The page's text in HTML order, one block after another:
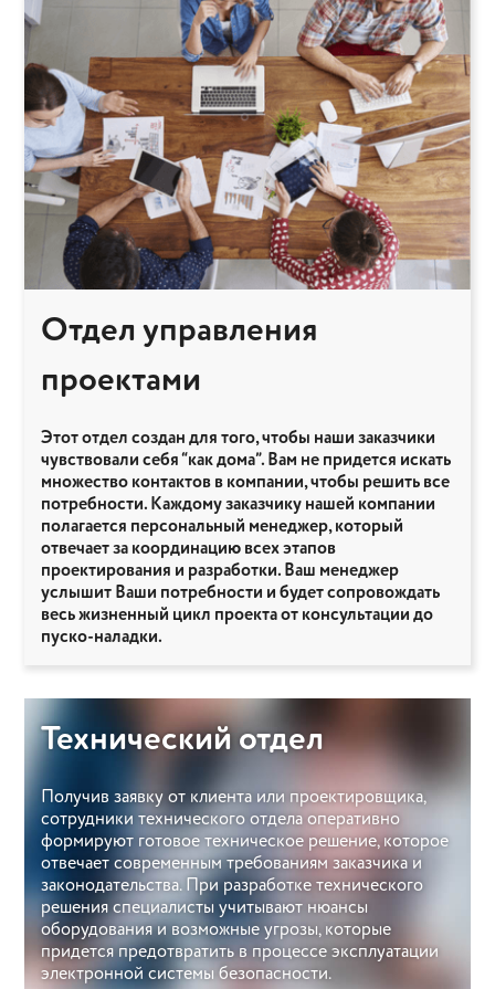
Отдел управления
проектами
Этот отдел создан для того, чтобы наши заказчики
чувствовали себя “как дома”. Вам не придется искать
множество контактов в компании, чтобы решить все
потребности. Каждому заказчику нашей компании
полагается персональный менеджер, который
отвечает за координацию всех этапов
проектирования и разработки. Ваш менеджер
услышит Ваши потребности и будет сопровождать
весь жизненный цикл проекта от консультации до
пуско-наладки.
Технический отдел
Получив заявку от клиента или проектировщика,
сотрудники технического отдела оперативно
формируют готовое техническое решение, которое
отвечает современным требованиям заказчика и
законодательства. При разработке технического
решения специалисты учитывают нюансы
оборудования и возможные угрозы, которые
придется предотвратить в процессе эксплуатации
электронной системы безопасности.